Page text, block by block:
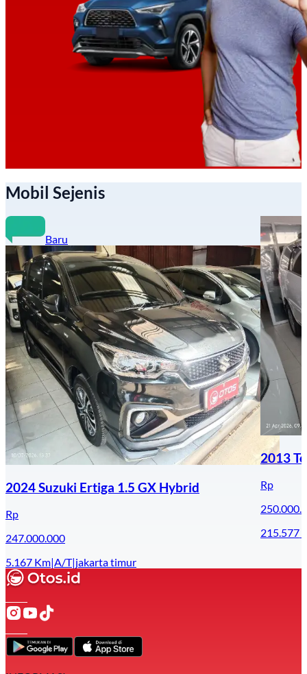
Mobil Sejenis
Baru
2024 Suzuki Ertiga 1.5 GX Hybrid
Rp
247.000.000
5.167 Km|A/T|jakarta timur
2013
Rp
215.577